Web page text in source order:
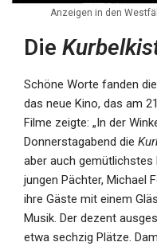
Anzeigen in den
Die
Schöne Worte fanden
das neue Kino, das am
Filme zeigte: „In der
Donnerstagabend die
aber auch gemütlichstes
jungen Pächter, Michael
ihre Gäste mit einem
Musik. Der dezent
etwa sechzig Plätze.